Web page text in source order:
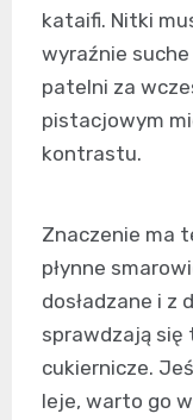
kataifi. Nitki
wyraźnie suche
patelni za
pistacjowym
kontrastu.
Znaczenie ma
płynne
dosładzane i z
sprawdzają się
cukiernicze.
leje, warto go